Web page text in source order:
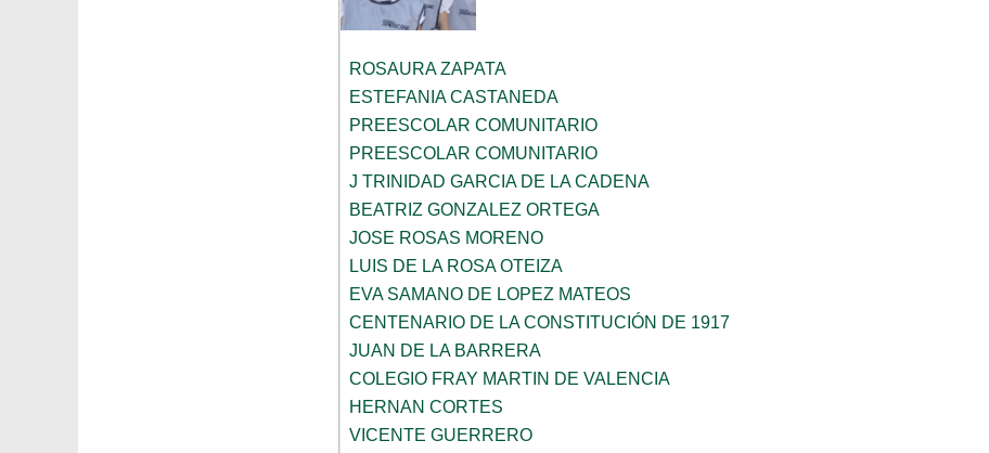
ROSAURA ZAPATA
ESTEFANIA CASTANEDA
PREESCOLAR COMUNITARIO
PREESCOLAR COMUNITARIO
J TRINIDAD GARCIA DE LA CADENA
BEATRIZ GONZALEZ ORTEGA
JOSE ROSAS MORENO
LUIS DE LA ROSA OTEIZA
EVA SAMANO DE LOPEZ MATEOS
CENTENARIO DE LA CONSTITUCIÓN DE 1917
JUAN DE LA BARRERA
COLEGIO FRAY MARTIN DE VALENCIA
HERNAN CORTES
VICENTE GUERRERO